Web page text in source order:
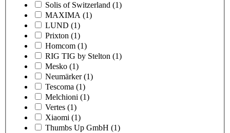
Solis of Switzerland (1)
MAXIMA (1)
LUND (1)
Prixton (1)
Homcom (1)
RIG TIG by Stelton (1)
Mesko (1)
Neumärker (1)
Tescoma (1)
Melchioni (1)
Vertes (1)
Xiaomi (1)
Thumbs Up GmbH (1)